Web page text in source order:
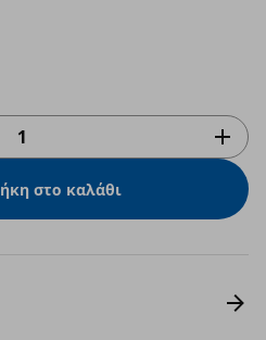
στο καλάθι